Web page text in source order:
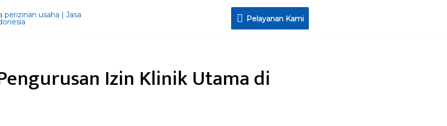
Pelayanan
Pelayanan Kami
Izin Klinik Utama di